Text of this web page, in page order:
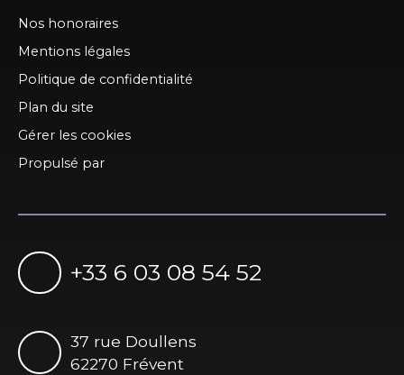
Nos honoraires
Mentions légales
Politique de confidentialité
Plan du site
Gérer les cookies
Propulsé par
+33 6 03 08 54 52
37 rue Doullens
62270 Frévent